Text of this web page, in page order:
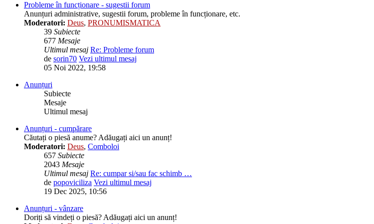
Probleme în funcționare - sugestii forum
Anunțuri administrative, sugestii forum, probleme în funcționare, etc.
Moderatori: Deus, PRONUMISMATICA
39 Subiecte
677 Mesaje
Ultimul mesaj Re: Probleme forum
de sorin70 Vezi ultimul mesaj
05 Noi 2022, 19:58
Anunțuri
Subiecte
Mesaje
Ultimul mesaj
Anunțuri - cumpărare
Căutați o piesă anume? Adăugați aici un anunț!
Moderatori: Deus, Comboloi
657 Subiecte
2043 Mesaje
Ultimul mesaj Re: cumpar si/sau fac schimb …
de popoviciliza Vezi ultimul mesaj
19 Dec 2025, 10:56
Anunțuri - vânzare
Doriți să vindeți o piesă? Adăugați aici un anunț!